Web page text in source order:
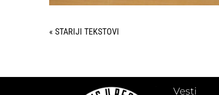
« STARIJI UNOSI
Vesti